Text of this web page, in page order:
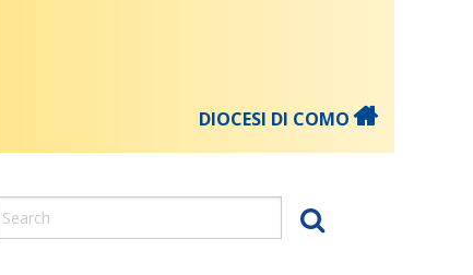
DIOCESI DI COMO